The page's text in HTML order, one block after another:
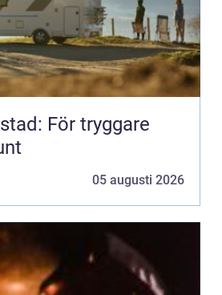
För tryggare
05 augusti 2026